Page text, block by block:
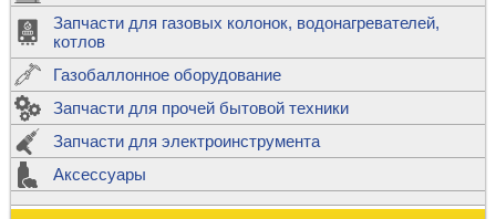
Запчасти для газовых колонок, водонагревателей,
котлов
Газобаллонное оборудование
Запчасти для прочей бытовой техники
Запчасти для электроинструмента
Аксессуары